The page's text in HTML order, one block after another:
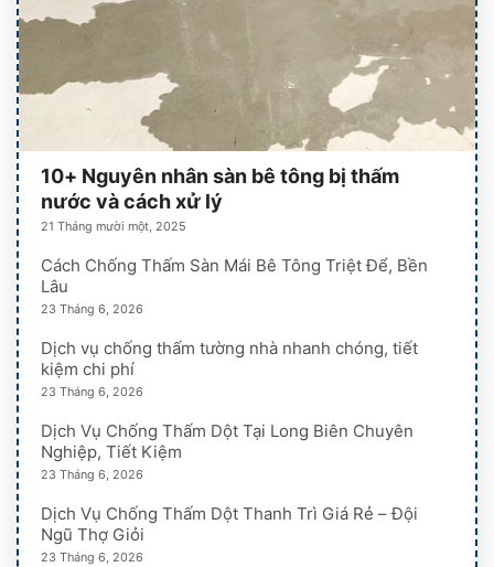
10+ Nguyên nhân sàn bê tông bị thấm
nước và cách xử lý
21 Tháng mười một, 2025
Cách Chống Thấm Sàn Mái Bê Tông Triệt Để, Bền
Lâu
23 Tháng 6, 2026
Dịch vụ chống thấm tường nhà nhanh chóng, tiết
kiệm chi phí
23 Tháng 6, 2026
Dịch Vụ Chống Thấm Dột Tại Long Biên Chuyên
Nghiệp, Tiết Kiệm
23 Tháng 6, 2026
Dịch Vụ Chống Thấm Dột Thanh Trì Giá Rẻ – Đội
Ngũ Thợ Giỏi
23 Tháng 6, 2026